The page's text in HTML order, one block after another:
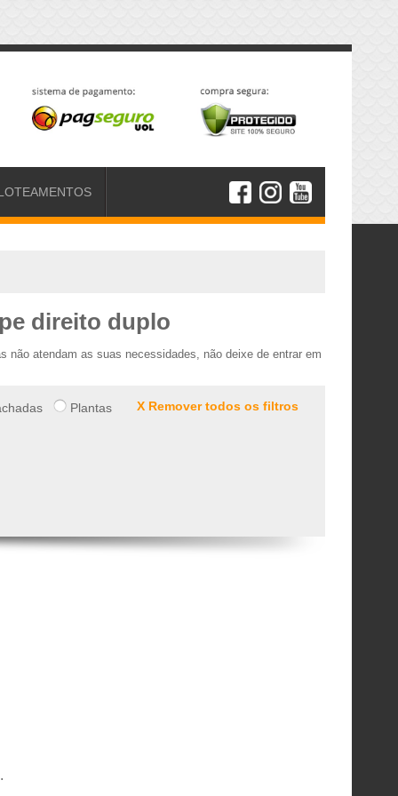
direito duplo
atendam as suas necessidades, não deixe de entrar em
X Remover todos os filtros
Plantas